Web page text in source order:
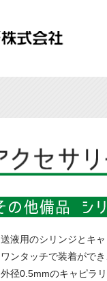
送液用のシリンジとキ
ワンタッチで装着ができ
外径0.5mmのキャピラ